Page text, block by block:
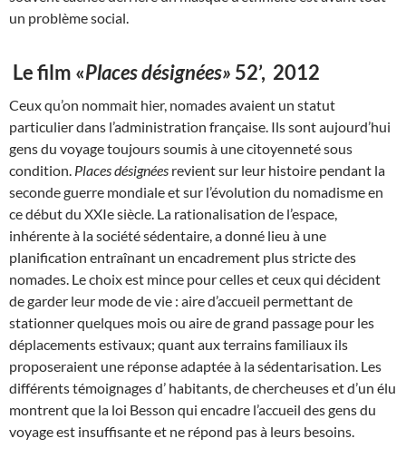
un problème social.
Le film «Places désignées» 52’, 2012
Ceux qu’on nommait hier, nomades avaient un statut
particulier dans l’administration française. Ils sont aujourd’hui
gens du voyage toujours soumis à une citoyenneté sous
condition. Places désignées revient sur leur histoire pendant la
seconde guerre mondiale et sur l’évolution du nomadisme en
ce début du XXIe siècle. La rationalisation de l’espace,
inhérente à la société sédentaire, a donné lieu à une
planification entraînant un encadrement plus stricte des
nomades. Le choix est mince pour celles et ceux qui décident
de garder leur mode de vie : aire d’accueil permettant de
stationner quelques mois ou aire de grand passage pour les
déplacements estivaux; quant aux terrains familiaux ils
proposeraient une réponse adaptée à la sédentarisation. Les
différents témoignages d’ habitants, de chercheuses et d’un élu
montrent que la loi Besson qui encadre l’accueil des gens du
voyage est insuffisante et ne répond pas à leurs besoins.